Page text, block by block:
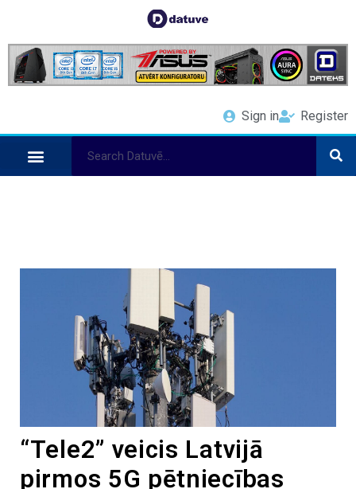
Sign in Register
“Tele2” veicis Latvijā
pirmos 5G pētniecības